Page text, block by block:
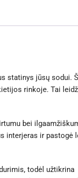
statinys jūsų sodui.
rinkoje. Tai
bei
interjeras ir pastogė
todėl užtikrina